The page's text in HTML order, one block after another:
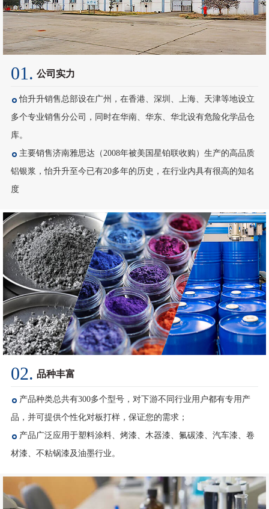
01. 公司实力
怡升升销售总部设在广州，在香港、深圳、上海、天津等地设立
库。
主要销售济南雅思达（2008年被美国星铂联收购）生产的高品质
铝银浆，怡升升至今已有20多年的历史，在行业内具有很高的知名
度
02. 品种丰富
产品种类总共有300多个型号，对下游不同行业用户都有专用产
产品广泛应用于塑料涂料、烤漆、木器漆、氟碳漆、汽车漆、卷
材漆、不粘锅漆及油墨行业。